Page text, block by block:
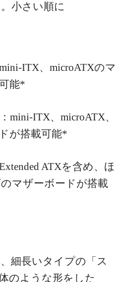
小さい順に
ITX、microATXのマ
能*
ITX、microATX、
が搭載可能*
ATXを含め、ほ
マザーボードが搭載
細長いタイプの「ス
のような形をした